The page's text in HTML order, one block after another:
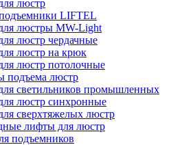
люстр
LIFTEL
люстры MW-Light
люстр чердачные
люстр на крюк
люстр потолочные
подъема люстр
светильников промышленных
люстр синхронные
сверхтяжелых люстр
лифты для люстр
подъемников